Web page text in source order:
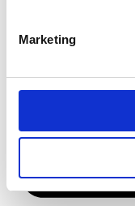
Marketing